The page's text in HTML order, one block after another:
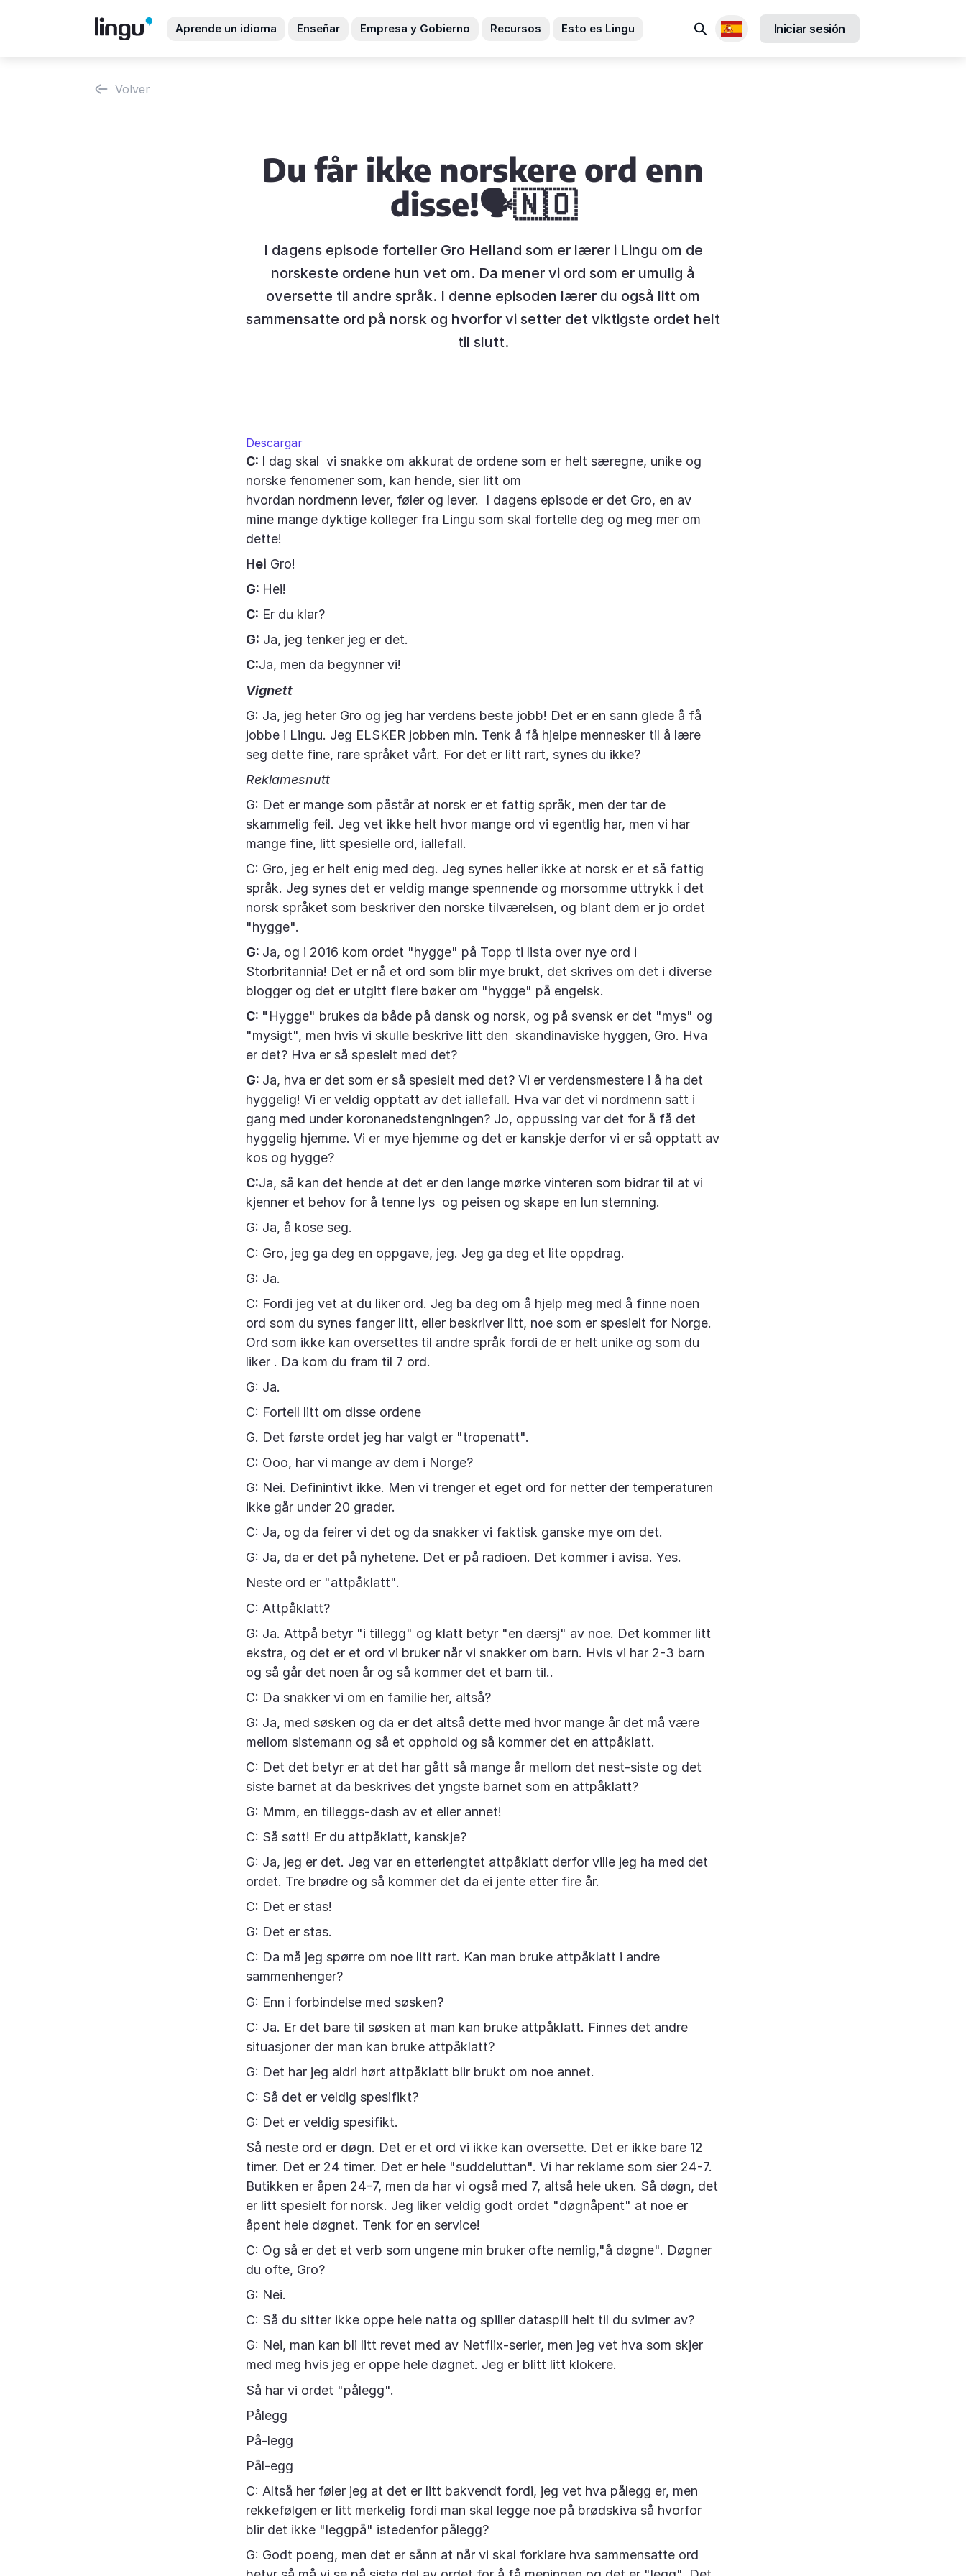
Aprende un idioma Enseñar Empresa y Gobierno Recursos Esto es Lingu Buscar
Locales disponibles
Iniciar sesión
Volver
Du får ikke norskere ord enn
disse!🗣🇳🇴
I dagens episode forteller Gro Helland som er lærer i Lingu om de
norskeste ordene hun vet om. Da mener vi ord som er umulig å
oversette til andre språk. I denne episoden lærer du også litt om
sammensatte ord på norsk og hvorfor vi setter det viktigste ordet helt
til slutt.
Descargar
C: I dag skal vi snakke om akkurat de ordene som er helt særegne, unike og
norske fenomener som, kan hende, sier litt om
hvordan nordmenn lever, føler og lever. I dagens episode er det Gro, en av
mine mange dyktige kolleger fra Lingu som skal fortelle deg og meg mer om
dette!
Hei Gro!
G: Hei!
C: Er du klar?
G: Ja, jeg tenker jeg er det.
C:Ja, men da begynner vi!
Vignett
G: Ja, jeg heter Gro og jeg har verdens beste jobb! Det er en sann glede å få
jobbe i Lingu. Jeg ELSKER jobben min. Tenk å få hjelpe mennesker til å lære
seg dette fine, rare språket vårt. For det er litt rart, synes du ikke?
Reklamesnutt
G: Det er mange som påstår at norsk er et fattig språk, men der tar de
skammelig feil. Jeg vet ikke helt hvor mange ord vi egentlig har, men vi har
mange fine, litt spesielle ord, iallefall.
C: Gro, jeg er helt enig med deg. Jeg synes heller ikke at norsk er et så fattig
språk. Jeg synes det er veldig mange spennende og morsomme uttrykk i det
norsk språket som beskriver den norske tilværelsen, og blant dem er jo ordet
"hygge".
G: Ja, og i 2016 kom ordet "hygge" på Topp ti lista over nye ord i
Storbritannia! Det er nå et ord som blir mye brukt, det skrives om det i diverse
blogger og det er utgitt flere bøker om "hygge" på engelsk.
C: "Hygge" brukes da både på dansk og norsk, og på svensk er det "mys" og
"mysigt", men hvis vi skulle beskrive litt den skandinaviske hyggen, Gro. Hva
er det? Hva er så spesielt med det?
G: Ja, hva er det som er så spesielt med det? Vi er verdensmestere i å ha det
hyggelig! Vi er veldig opptatt av det iallefall. Hva var det vi nordmenn satt i
gang med under koronanedstengningen? Jo, oppussing var det for å få det
hyggelig hjemme. Vi er mye hjemme og det er kanskje derfor vi er så opptatt av
kos og hygge?
C:Ja, så kan det hende at det er den lange mørke vinteren som bidrar til at vi
kjenner et behov for å tenne lys og peisen og skape en lun stemning.
G: Ja, å kose seg.
C: Gro, jeg ga deg en oppgave, jeg. Jeg ga deg et lite oppdrag.
G: Ja.
C: Fordi jeg vet at du liker ord. Jeg ba deg om å hjelp meg med å finne noen
ord som du synes fanger litt, eller beskriver litt, noe som er spesielt for Norge.
Ord som ikke kan oversettes til andre språk fordi de er helt unike og som du
liker . Da kom du fram til 7 ord.
G: Ja.
C: Fortell litt om disse ordene
G. Det første ordet jeg har valgt er "tropenatt".
C: Ooo, har vi mange av dem i Norge?
G: Nei. Definintivt ikke. Men vi trenger et eget ord for netter der temperaturen
ikke går under 20 grader.
C: Ja, og da feirer vi det og da snakker vi faktisk ganske mye om det.
G: Ja, da er det på nyhetene. Det er på radioen. Det kommer i avisa. Yes.
Neste ord er "attpåklatt".
C: Attpåklatt?
G: Ja. Attpå betyr "i tillegg" og klatt betyr "en dærsj" av noe. Det kommer litt
ekstra, og det er et ord vi bruker når vi snakker om barn. Hvis vi har 2-3 barn
og så går det noen år og så kommer det et barn til..
C: Da snakker vi om en familie her, altså?
G: Ja, med søsken og da er det altså dette med hvor mange år det må være
mellom sistemann og så et opphold og så kommer det en attpåklatt.
C: Det det betyr er at det har gått så mange år mellom det nest-siste og det
siste barnet at da beskrives det yngste barnet som en attpåklatt?
G: Mmm, en tilleggs-dash av et eller annet!
C: Så søtt! Er du attpåklatt, kanskje?
G: Ja, jeg er det. Jeg var en etterlengtet attpåklatt derfor ville jeg ha med det
ordet. Tre brødre og så kommer det da ei jente etter fire år.
C: Det er stas!
G: Det er stas.
C: Da må jeg spørre om noe litt rart. Kan man bruke attpåklatt i andre
sammenhenger?
G: Enn i forbindelse med søsken?
C: Ja. Er det bare til søsken at man kan bruke attpåklatt. Finnes det andre
situasjoner der man kan bruke attpåklatt?
G: Det har jeg aldri hørt attpåklatt blir brukt om noe annet.
C: Så det er veldig spesifikt?
G: Det er veldig spesifikt.
Så neste ord er døgn. Det er et ord vi ikke kan oversette. Det er ikke bare 12
timer. Det er 24 timer. Det er hele "suddeluttan". Vi har reklame som sier 24-7.
Butikken er åpen 24-7, men da har vi også med 7, altså hele uken. Så døgn, det
er litt spesielt for norsk. Jeg liker veldig godt ordet "døgnåpent" at noe er
åpent hele døgnet. Tenk for en service!
C: Og så er det et verb som ungene min bruker ofte nemlig,"å døgne". Døgner
du ofte, Gro?
G: Nei.
C: Så du sitter ikke oppe hele natta og spiller dataspill helt til du svimer av?
G: Nei, man kan bli litt revet med av Netflix-serier, men jeg vet hva som skjer
med meg hvis jeg er oppe hele døgnet. Jeg er blitt litt klokere.
Så har vi ordet "pålegg".
Pålegg
På-legg
Pål-egg
C: Altså her føler jeg at det er litt bakvendt fordi, jeg vet hva pålegg er, men
rekkefølgen er litt merkelig fordi man skal legge noe på brødskiva så hvorfor
blir det ikke "leggpå" istedenfor pålegg?
G: Godt poeng, men det er sånn at når vi skal forklare hva sammensatte ord